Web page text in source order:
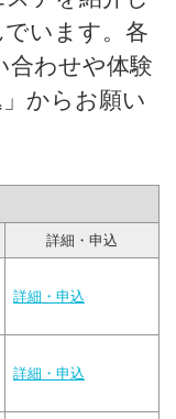
います。各
合わせや体験
からお願い
詳細・申込
詳細・申込
詳細・申込